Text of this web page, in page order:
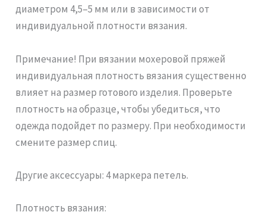
диаметром 4,5–5 мм или в зависимости от
индивидуальной плотности вязания.
Примечание! При вязании мохеровой пряжей
индивидуальная плотность вязания существенно
влияет на размер готового изделия. Проверьте
плотность на образце, чтобы убедиться, что
одежда подойдет по размеру. При необходимости
смените размер спиц.
Другие аксессуары: 4 маркера петель.
Плотность вязания: